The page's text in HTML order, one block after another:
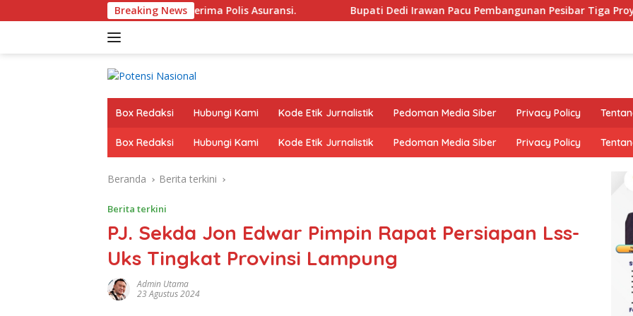
ke
Breaking News
Tenaga Kependidikan Terima Polis Asuransi. Bupati Dedi Irawan Pacu Pembangunan Pesibar Tiga Proyek
Box Redaksi Hubungi Kami Kode Etik Jurnalistik Pedoman Media Siber Privacy Policy
Box Redaksi Hubungi Kami Kode Etik Jurnalistik Pedoman Media Siber Privacy Policy
Beranda Berita terkini
Berita terkini
PJ. Sekda Jon Edwar Pimpin Rapat Persiapan Lss-
Uks Tingkat Provinsi Lampung
Admin Utama
23 Agustus 2024